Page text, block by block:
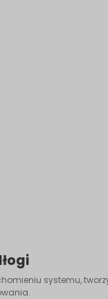
systemu,